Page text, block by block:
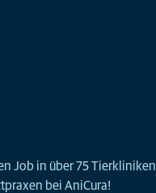
Job in über 75 Tierkliniken
bei AniCura!